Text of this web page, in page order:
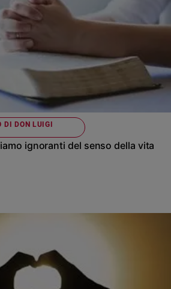
DI DON LUIGI
ignoranti del senso della vita